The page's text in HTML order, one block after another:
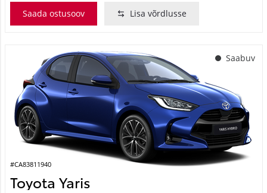
Saada ostusoov Lisa võrdlusse
Saabuv
#CA83811940
Toyota Yaris